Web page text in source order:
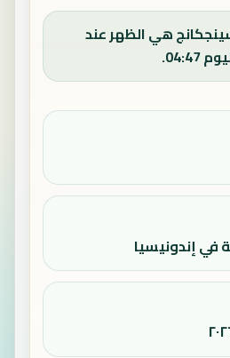
هي الظهر عند
في إندونيسيا